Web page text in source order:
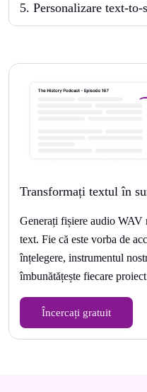
5. Personalizare text-to-
Transformați textul în
Generați fișiere audio WAV
text. Fie că este vorba de
înțelegere, instrumentul
îmbunătățește fiecare
Încercați gratuit